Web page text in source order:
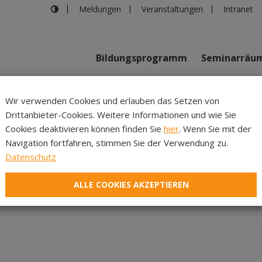
Meldungen Veranstaltungen Intranet
Bildungsprogramm
in Innsbruck ABGESAGT Wirtschaftskrieg – zwischen
–
Zerreißprobe
Wir verwenden Cookies und erlauben das Setzen von
Drittanbieter-Cookies. Weitere Informationen und wie Sie
Cookies deaktivieren können finden Sie hier. Wenn Sie mit der
Navigation fortfahren, stimmen Sie der Verwendung zu.
Datenschutz
ALLE COOKIES AKZEPTIEREN